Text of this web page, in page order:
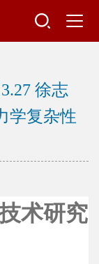
徐志
学复杂性
术研究